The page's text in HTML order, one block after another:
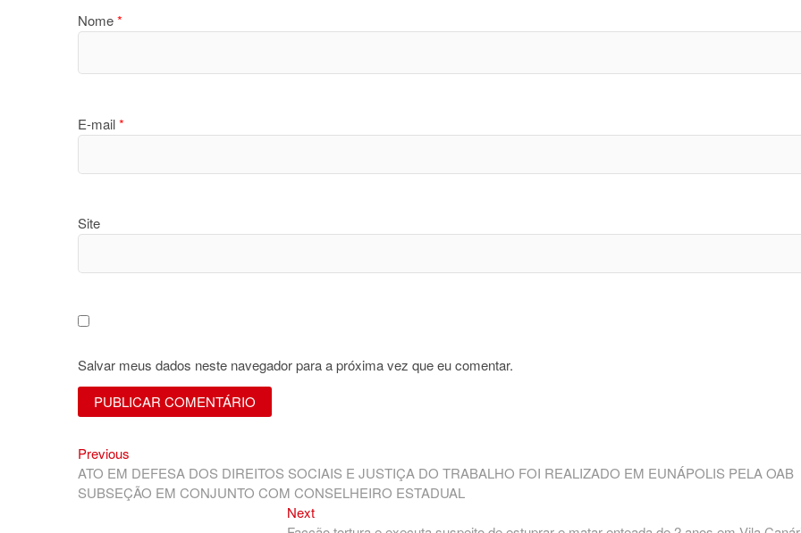
Nome*
E-mail*
Site
Salvar meus dados neste navegador para a próxima vez que eu comentar.
Navegação
de
Previous
post:
ATO EM DEFESA DOS DIREITOS SOCIAIS E JUSTIÇA DO TRABALHO FOI REALIZADO EM EUNÁPOLIS PELA OAB
SUBSEÇÃO EM CONJUNTO COM CONSELHEIRO ESTADUAL
NextNext